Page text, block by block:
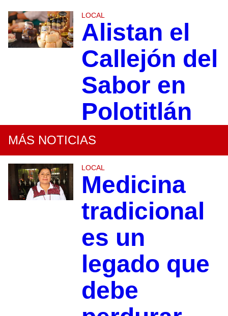
LOCAL
Alistan el
Callejón del
Sabor en
Polotitlán
MÁS NOTICIAS
LOCAL
Medicina
tradicional
es un
legado que
debe